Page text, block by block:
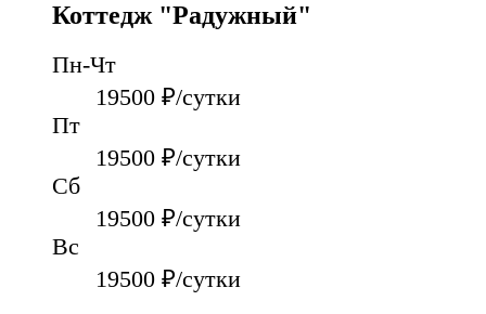
Коттедж "Радужный"
Пн-Чт
19500 ₽/сутки
Пт
19500 ₽/сутки
Сб
19500 ₽/сутки
Вс
19500 ₽/сутки